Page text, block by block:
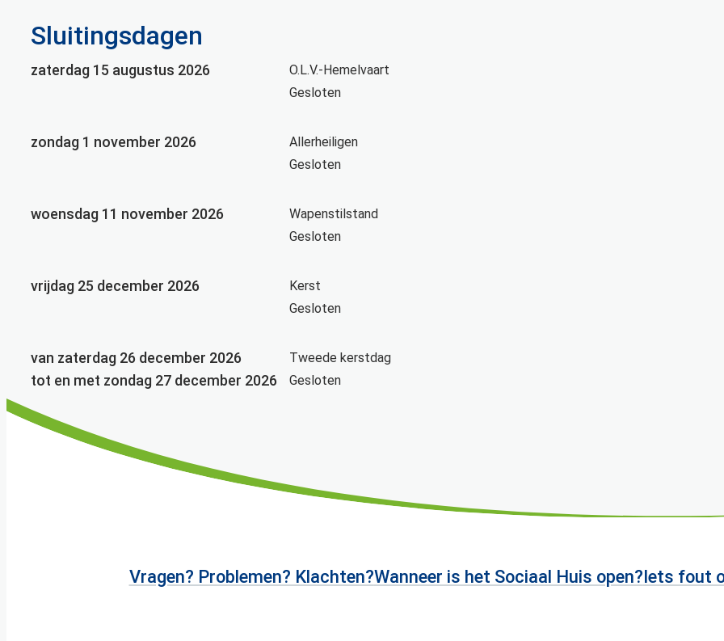
Sluitingsdagen
zaterdag 15 augustus 2026
O.L.V.-Hemelvaart
Gesloten
zondag 1 november 2026
Allerheiligen
Gesloten
woensdag 11 november 2026
Wapenstilstand
Gesloten
vrijdag 25 december 2026
Kerst
Gesloten
van zaterdag 26 december 2026
tot en met zondag 27 december 2026
Tweede kerstdag
Gesloten
Vragen? Problemen? Klachten?Wanneer is het Sociaal Huis open?Iets fout